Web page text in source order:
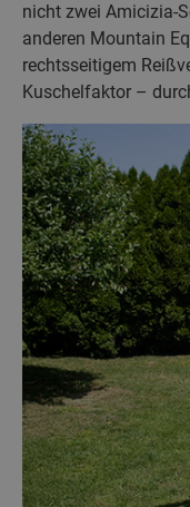
nicht zwei Amicizia-
anderen Mountain
rechtsseitigem
Kuschelfaktor –